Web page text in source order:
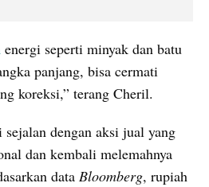
energi seperti minyak dan batu
panjang, bisa cermati
koreksi,” terang Cheril.
dengan aksi jual yang
dan kembali melemahnya
data Bloomberg, rupiah